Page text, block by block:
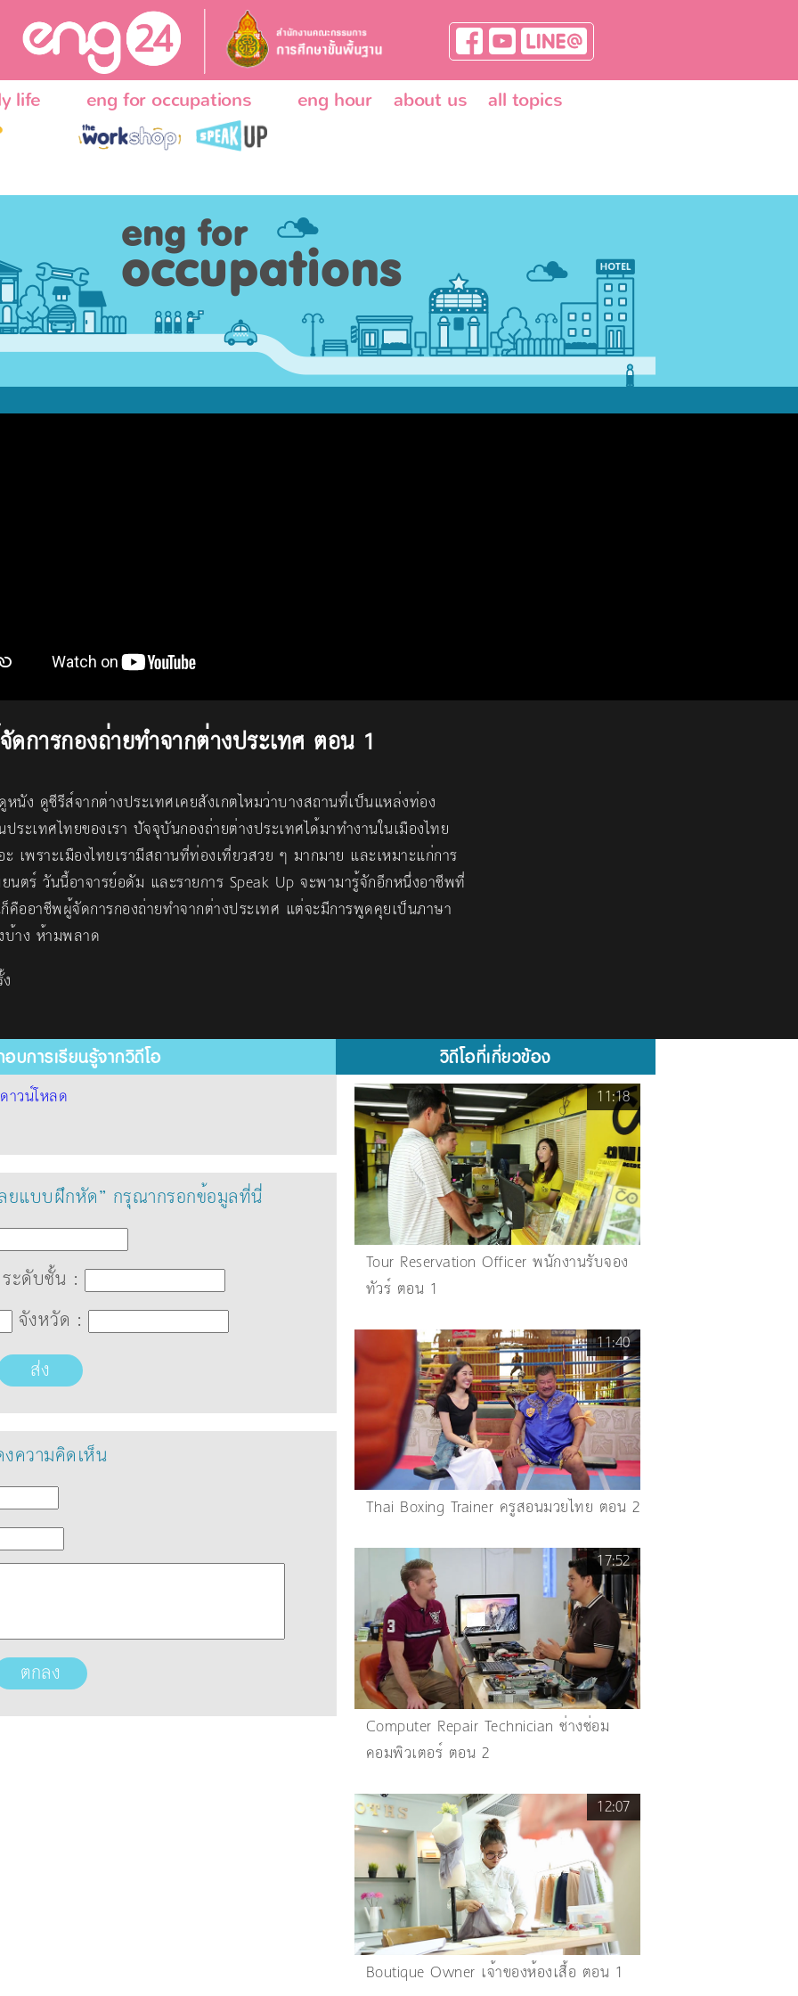
life eng for occupations eng hour about us all topics
ดการกองถ่ายทำจากต่างประเทศ ตอน 1
หนัง ดูซีรีส์จากต่างประเทศเคยสังเกตไหมว่าบางสถานที่เป็นแหล่งท่อง
ประเทศไทยของเรา ปัจจุบันกองถ่ายต่างประเทศได้มาทำงานในเมืองไทย
ะ เพราะเมืองไทยเรามีสถานที่ท่องเที่ยวสวย ๆ มากมาย และเหมาะแก่การ
นตร์ วันนี้อาจารย์อดัม และรายการ Speak Up จะพามารู้จักอีกหนึ่งอาชีพที่
คืออาชีพผู้จัดการกองถ่ายทำจากต่างประเทศ แต่จะมีการพูดคุยเป็นภาษา
บ้าง ห้ามพลาด
อบการเรียนรู้จากวิดีโอ
ดาวน์โหลด
ยแบบฝึกหัด” กรุณากรอกข้อมูลที่นี่
ระดับชั้น :
จังหวัด :
ส่ง
ความคิดเห็น
วิดีโอที่เกี่ยวข้อง
11:18
Tour Reservation Officer พนักงานรับจอง
ทัวร์ ตอน 1
11:40
Thai Boxing Trainer ครูสอนมวยไทย ตอน 2
17:52
Computer Repair Technician ช่างซ่อม
คอมพิวเตอร์ ตอน 2
12:07
Boutique Owner เจ้าของห้องเสื้อ ตอน 1